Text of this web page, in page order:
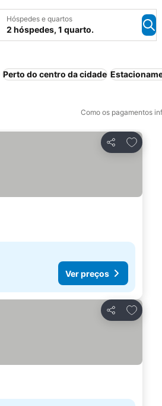
Hóspedes e quartos
2 hóspedes, 1 quarto.
Perto do centro da cidade
Como os pagamentos
Partilhar
Ver preços
Partilhar